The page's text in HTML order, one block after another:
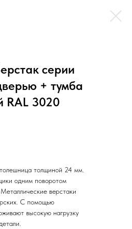
серии
+ тумба
RAL 3020
толщиной 24 мм.
одним поворотом
верстаки
С помощью
высокую нагрузку